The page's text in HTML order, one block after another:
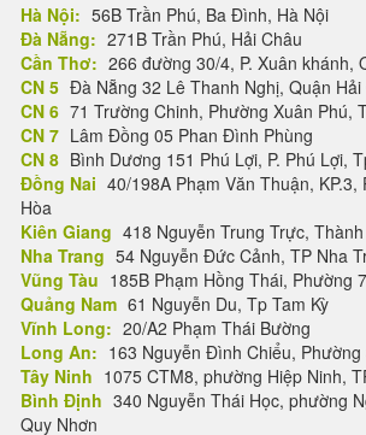
Hà Nội: 56B Trần Phú, Ba Đình, Hà Nội
Đà Nẵng: 271B Trần Phú, Hải Châu
Cần Thơ: 266 đường 30/4, P. Xuân khánh,
CN 5 Đà Nẵng 32 Lê Thanh Nghị, Quận Hải
CN 6 71 Trường Chinh, Phường Xuân Phú,
CN 7 Lâm Đồng 05 Phan Đình Phùng
CN 8 Bình Dương 151 Phú Lợi, P. Phú Lợi,
Đồng Nai 40/198A Phạm Văn Thuận, KP.3,
Hòa
Kiên Giang 418 Nguyễn Trung Trực,
Nha Trang 54 Nguyễn Đức Cảnh, TP Nha
Vũng Tàu 185B Phạm Hồng Thái, Phường 7
Quảng Nam 61 Nguyễn Du, Tp Tam Kỳ
Vĩnh Long: 20/A2 Phạm Thái Bường
Long An: 163 Nguyễn Đình Chiểu, Phường
Tây Ninh 1075 CTM8, phường Hiệp Ninh,
Bình Định 340 Nguyễn Thái Học, phường
Quy Nhơn